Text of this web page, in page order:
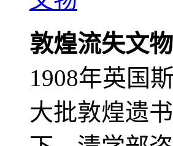
敦煌流失文物
1908年英国
大批敦煌遗